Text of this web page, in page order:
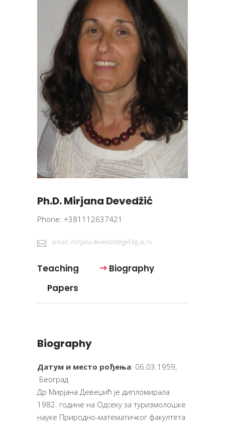
Ph.D. Mirjana Devedžić
Phone: +381112637421
email: mirjana.devedzic@gef.bg.ac.rs
Teaching
Biography
Papers
Biography
Датум и место рођења: 06.03.1959,
Београд
Др Мирјана Девеџић је ди­пло­ми­ра­ла
1982. године на Од­се­ку за туризмолошке
науке При­род­но-ма­те­ма­тич­ког фа­кул­те­та